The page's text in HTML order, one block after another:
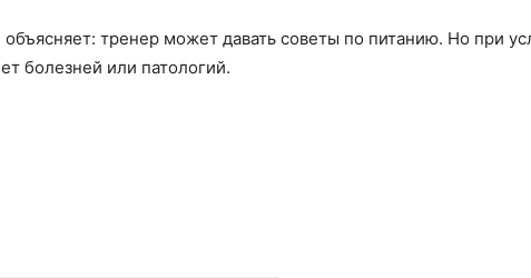
тренер может давать советы по питанию. Но при
болезней или патологий.